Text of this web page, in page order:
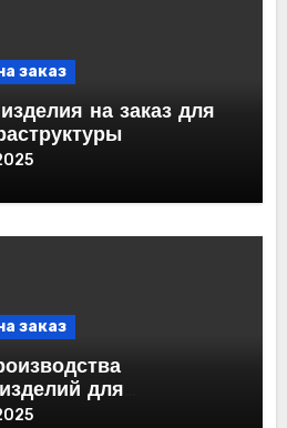
заказ
на заказ для
заказ
для